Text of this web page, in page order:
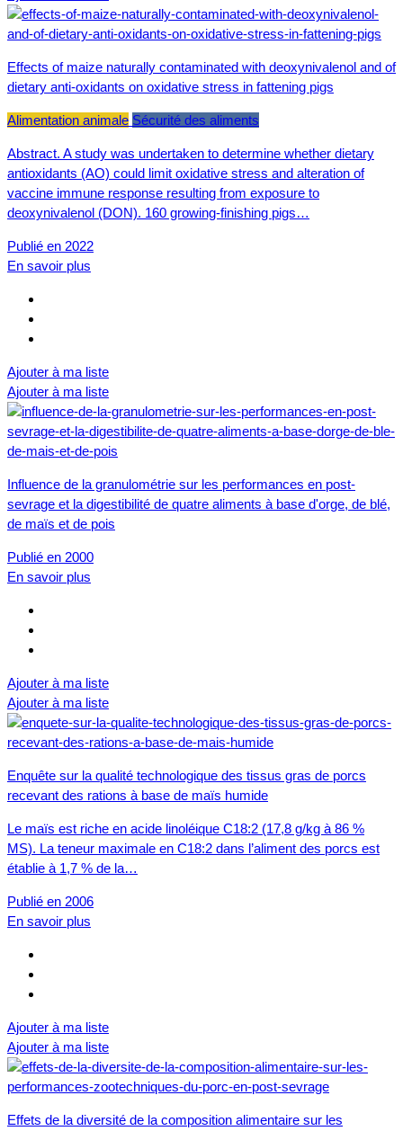
Effects of maize naturally contaminated with deoxynivalenol and of
dietary anti-oxidants on oxidative stress in fattening pigs
Alimentation animale Sécurité des aliments
Abstract. A study was undertaken to determine whether dietary
antioxidants (AO) could limit oxidative stress and alteration of
vaccine immune response resulting from exposure to
deoxynivalenol (DON). 160 growing-finishing pigs…
Publié en 2022
En savoir plus
Ajouter à ma liste
Ajouter à ma liste
Influence de la granulométrie sur les performances en post-
sevrage et la digestibilité de quatre aliments à base d'orge, de blé,
de maïs et de pois
Publié en 2000
En savoir plus
Ajouter à ma liste
Ajouter à ma liste
Enquête sur la qualité technologique des tissus gras de porcs
recevant des rations à base de maïs humide
Le maïs est riche en acide linoléique C18:2 (17,8 g/kg à 86 %
MS). La teneur maximale en C18:2 dans l’aliment des porcs est
établie à 1,7 % de la…
Publié en 2006
En savoir plus
Ajouter à ma liste
Ajouter à ma liste
Effets de la diversité de la composition alimentaire sur les